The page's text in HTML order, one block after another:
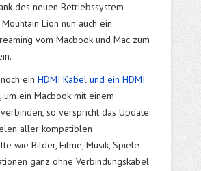
des neuen Betriebssystem-
Lion nun auch ein
vom Macbook und Mac zum
ein HDMI Kabel und ein HDMI
um ein Macbook mit einem
so verspricht das Update
aller kompatiblen
wie Bilder, Filme, Musik, Spiele
ganz ohne Verbindungskabel.